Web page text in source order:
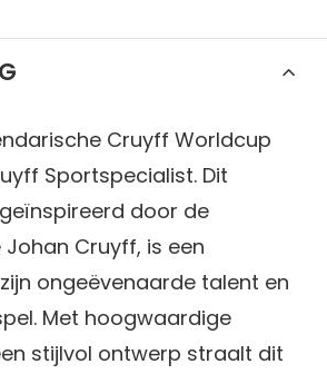
Cruyff Worldcup
Sportspecialist. Dit
door de
Cruyff, is een
ongeëvenaarde talent en
Met hoogwaardige
stijlvol ontwerp straalt dit